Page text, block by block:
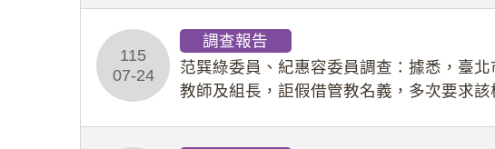
115
07-24
調查報告
范巽綠委員、紀惠容委員調查：據悉，臺
教師及組長，詎假借管教名義，多次要求